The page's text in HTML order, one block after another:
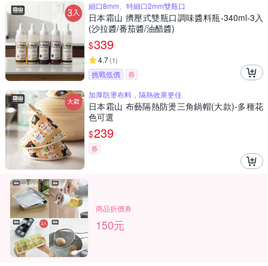
細口8mm、特細口2mm雙瓶口
日本霜山 擠壓式雙瓶口調味醬料瓶-340ml-3入
(沙拉醬/番茄醬/油醋醬)
$339
4.7(1)
挑戰低價
券
加厚防燙布料，隔熱效果更佳
日本霜山 布藝隔熱防燙三角鍋帽(大款)-多種花
色可選
$239
券
商品折價券
150元